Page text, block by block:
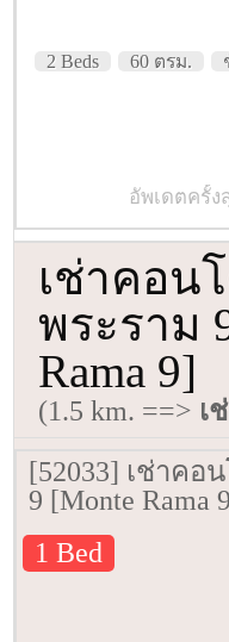
2 Beds 60 ตรม.
อัพเดตครั้ง
เช่าคอน
พระราม
Rama 9]
(1.5 km. ==> เ
[52033] เช่าคอ
9 [Monte Rama
1 Bed